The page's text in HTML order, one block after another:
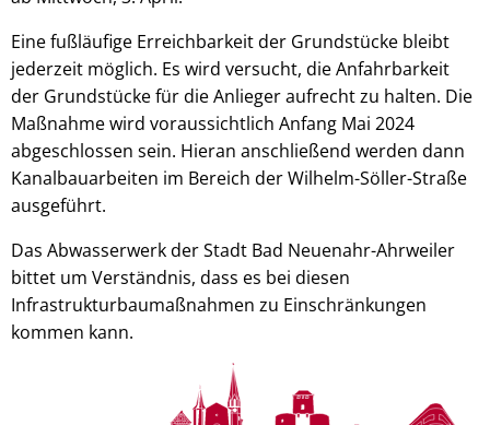
Eine fußläufige Erreichbarkeit der Grundstücke bleibt
jederzeit möglich. Es wird versucht, die Anfahrbarkeit
der Grundstücke für die Anlieger aufrecht zu halten. Die
Maßnahme wird voraussichtlich Anfang Mai 2024
abgeschlossen sein. Hieran anschließend werden dann
Kanalbauarbeiten im Bereich der Wilhelm-Söller-Straße
ausgeführt.
Das Abwasserwerk der Stadt Bad Neuenahr-Ahrweiler
bittet um Verständnis, dass es bei diesen
Infrastrukturbaumaßnahmen zu Einschränkungen
kommen kann.